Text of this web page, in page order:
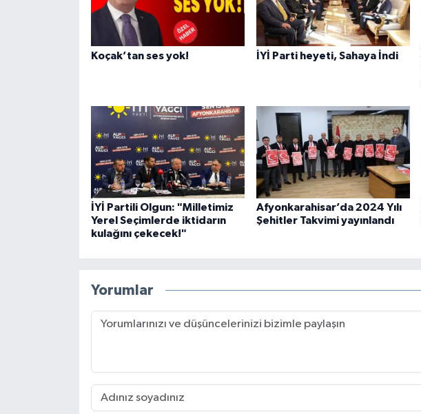
Koçak’tan ses yok! İYİ Parti heyeti, Sahaya İndi
İYİ Partili Olgun: "Milletimiz
Yerel Seçimlerde iktidarın
kulağını çekecek!"
Afyonkarahisar’da 2024 Yılı
Şehitler Takvimi yayınlandı
Yorumlar